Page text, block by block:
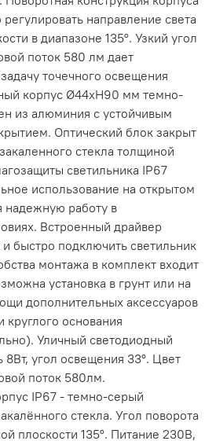
направление света
в диапазоне 135°. Узкий угол
поток 580 лм дает
точечного освещения
корпус Ø44хН90 мм темно-
из алюминия с устойчивым
Оптический блок закрыт
стекла толщиной
светильника IP67
использование на открытом
надежную работу в
Встроенный драйвер
быстро подключить светильник
монтажа в комплект входит
установка в грунт или на
дополнительных аксессуаров
основания
Уличный светодиодный
угол освещения 33°. Цвет
поток 580лм.
IP67 - темно-серый
стекла. Угол поворота
плоскости 135°. Питание 230В,